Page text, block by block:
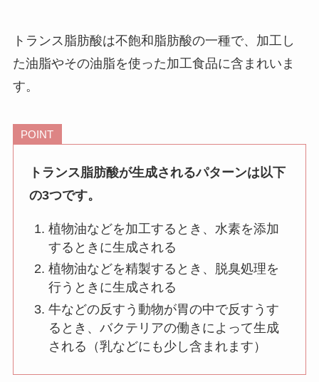
トランス脂肪酸は不飽和脂肪酸の一種で、加工し
た油脂やその油脂を使った加工食品に含まれいま
す。
POINT
トランス脂肪酸が生成されるパターンは以下
の3つです。
植物油などを加工するとき、水素を添加
するときに生成される
植物油などを精製するとき、脱臭処理を
行うときに生成される
牛などの反すう動物が胃の中で反すうす
るとき、バクテリアの働きによって生成
される（乳などにも少し含まれます）